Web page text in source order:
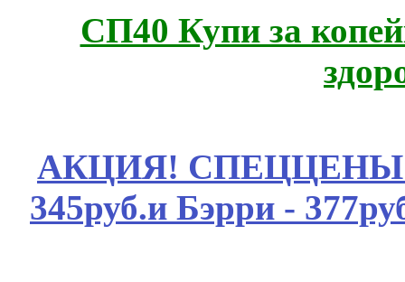
СП40 Купи за
АКЦИЯ! СПЕЦЦЕНЫ
345руб.и Бэрри -